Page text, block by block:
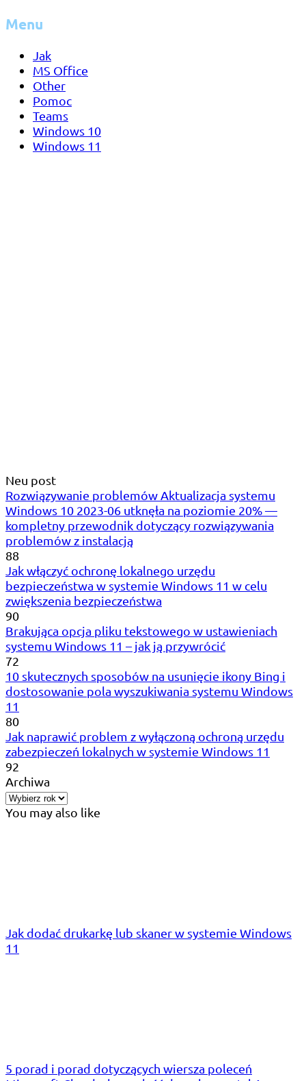
Menu
Jak
MS Office
Other
Pomoc
Teams
Windows 10
Windows 11
Neu post
Rozwiązywanie problemów Aktualizacja systemu
Windows 10 2023-06 utknęła na poziomie 20% —
kompletny przewodnik dotyczący rozwiązywania
problemów z instalacją
88
Jak włączyć ochronę lokalnego urzędu
bezpieczeństwa w systemie Windows 11 w celu
zwiększenia bezpieczeństwa
90
Brakująca opcja pliku tekstowego w ustawieniach
systemu Windows 11 – jak ją przywrócić
72
10 skutecznych sposobów na usunięcie ikony Bing i
dostosowanie pola wyszukiwania systemu Windows
11
80
Jak naprawić problem z wyłączoną ochroną urzędu
zabezpieczeń lokalnych w systemie Windows 11
92
Archiwa
You may also like
Jak dodać drukarkę lub skaner w systemie Windows
11
5 porad i porad dotyczących wiersza poleceń